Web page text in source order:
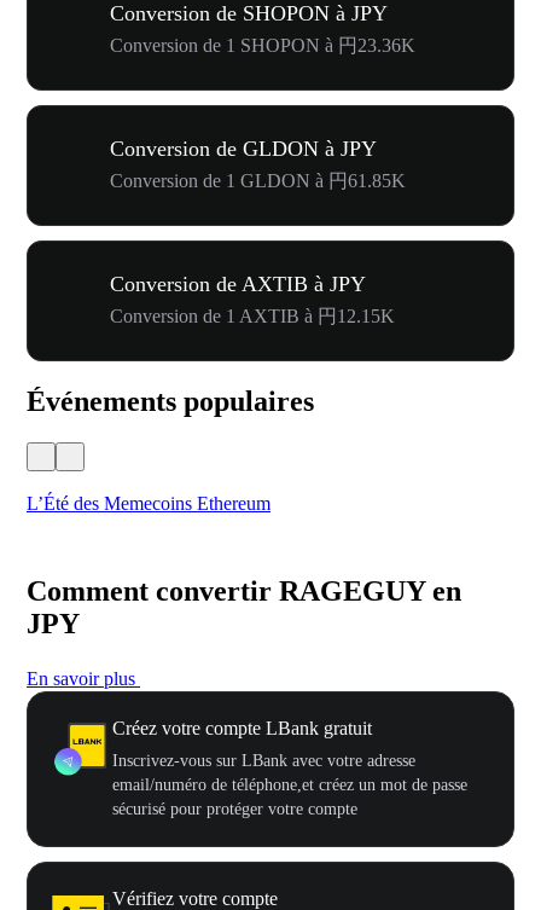
Conversion de SHOPON à JPY
Conversion de 1 SHOPON à 円23.36K
Conversion de GLDON à JPY
Conversion de 1 GLDON à 円61.85K
Conversion de AXTIB à JPY
Conversion de 1 AXTIB à 円12.15K
Événements populaires
L’Été des Memecoins Ethereum
Comment convertir RAGEGUY en
JPY
En savoir plus
Créez votre compte LBank gratuit
Inscrivez-vous sur LBank avec votre adresse
email/numéro de téléphone,et créez un mot de passe
sécurisé pour protéger votre compte
Vérifiez votre compte